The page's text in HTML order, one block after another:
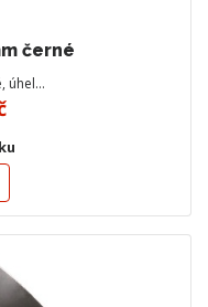
černé
úhel…